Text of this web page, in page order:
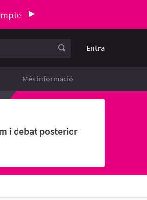
Entra
Més informació
i debat posterior